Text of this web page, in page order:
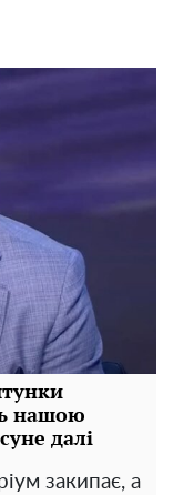
нашою
далі
закипає, а